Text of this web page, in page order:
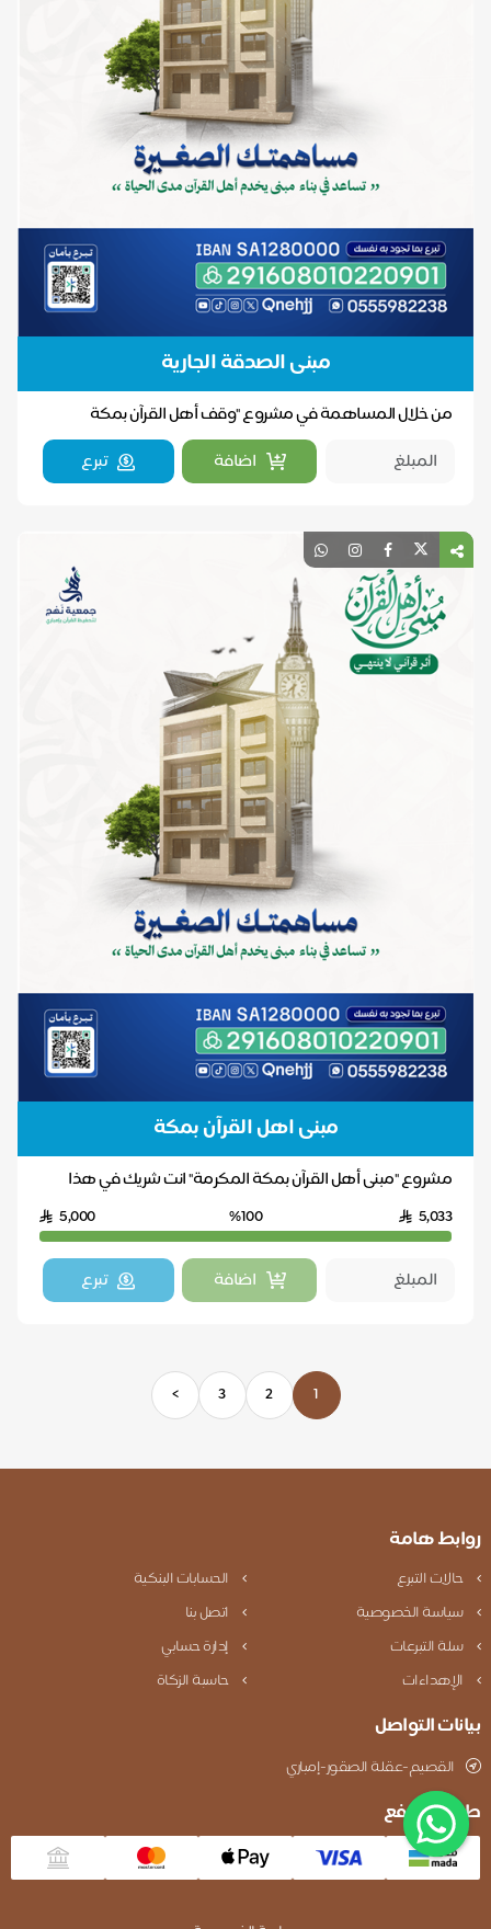
مبنى الصدقة الجارية
من خلال المساهمة في مشروع "وقف أهل القرآن بمكة
المكرمة"، يمكنك أن تكون جزءًا من جهود مباركة لخدمة ال...
اضافة تبرع
مبنى اهل القرآن بمكة
مشروع "مبنى أهل القرآن بمكة المكرمة" انت شريك في هذا
الاجر بمساهمتك فلا تبخل بالاجر ساهم معنا ل...
5,033
%100
5,000
اضافة تبرع
1
2
3
>
روابط هامة
حالات التبرع
الحسابات البنكية
سياسة الخصوصية
اتصل بنا
سلة التبرعات
إدارة حسابي
الإهداءات
حاسبة الزكاة
بيانات التواصل
القصيم-عقلة الصقور-إمباري
طريقة الدفع